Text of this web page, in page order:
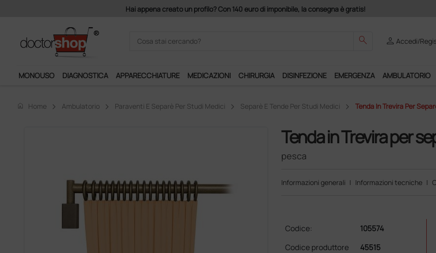
creato un profilo? Con 140 euro di imponibile, la consegna è gratis!
search personAccedi/
MONOUSO DIAGNOSTICA APPARECCHIATURE MEDICAZIONI CHIRURGIA DISINFEZIONE EMERGENZA AMBULATORIO
home Home Ambulatorio Paraventi E Separè Per Studi Medici Separè E Tende Per Studi Medici Tenda In Trevira Per
Tenda in Trevira per
pesca
Informazioni generali | Informazioni tecniche |
Codice:
105574
Codice produttore
45515